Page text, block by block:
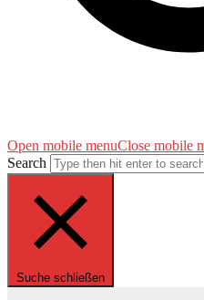
Open mobile menuClose mobile
Search
Suche schließen